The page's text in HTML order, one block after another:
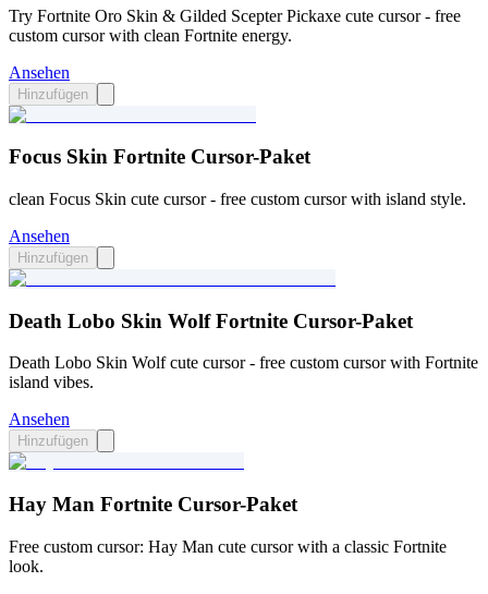
Try Fortnite Oro Skin & Gilded Scepter Pickaxe cute cursor - free
custom cursor with clean Fortnite energy.
Ansehen
Hinzufügen
Focus Skin Fortnite Cursor-Paket
clean Focus Skin cute cursor - free custom cursor with island style.
Ansehen
Hinzufügen
Death Lobo Skin Wolf Fortnite Cursor-Paket
Death Lobo Skin Wolf cute cursor - free custom cursor with Fortnite
island vibes.
Ansehen
Hinzufügen
Hay Man Fortnite Cursor-Paket
Free custom cursor: Hay Man cute cursor with a classic Fortnite
look.